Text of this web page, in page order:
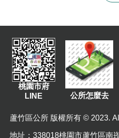
紹
訊
息
公
告
活
便
民
桃園市府
LINE
公所怎麼去
蘆竹區公所 版權所有 © 2023.
地址 ：338018桃園市蘆竹區南